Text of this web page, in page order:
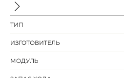
ТИП
ИЗГОТОВИТЕЛЬ
МОДУЛЬ